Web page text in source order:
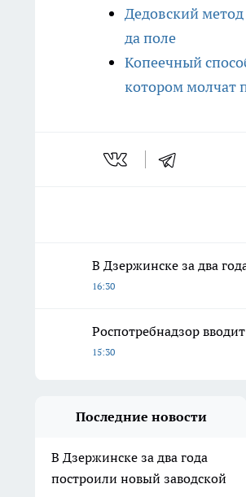
Дедовский
да поле
Копеечный
котором молчат
В Дзержинске за два
16:30
Роспотребнадзор
15:30
Последние новости
В Дзержинске за два года
построили новый заводской